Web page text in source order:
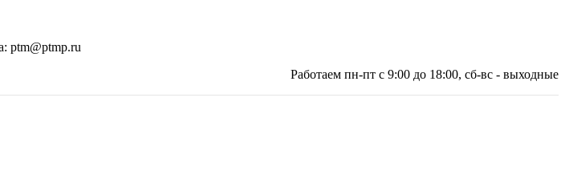
ptm@ptmp.ru
Работаем пн-пт с 9:00 до 18:00, сб-вс - выходные